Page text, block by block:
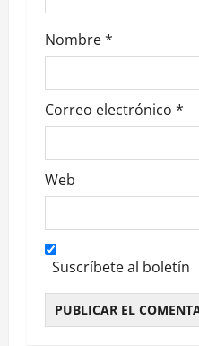
a
s
Nombre*
Correo electrónico *
Web
Suscríbete al boletín